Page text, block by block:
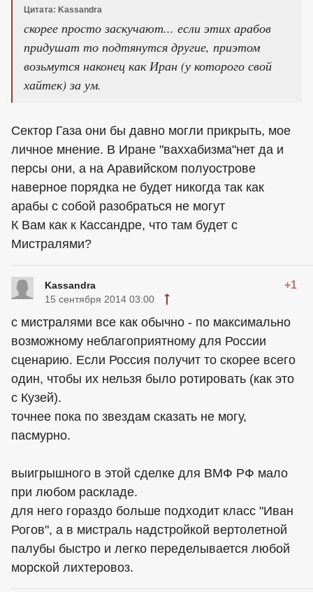
Цитата: Kassandra
скорее просто заскучают... если этих арабов
придушат то подтянутся другие, приэтом
возьмутся наконец как Иран (у которого свой
хайтек) за ум.
Сектор Газа они бы давно могли прикрыть, мое
личное мнение. В Иране "ваххабизма"нет да и
персы они, а на Аравийском полуострове
наверное порядка не будет никогда так как
арабы с собой разобраться не могут
К Вам как к Кассандре, что там будет с
Мистралями?
Kassandra +1
15 сентября 2014 03:00
с мистралями все как обычно - по максимально
возможному неблагоприятному для России
сценарию. Если Россия получит то скорее всего
один, чтобы их нельзя было ротировать (как это
с Кузей).
точнее пока по звездам сказать не могу,
пасмурно.
выигрышного в этой сделке для ВМФ РФ мало
при любом раскладе.
для него гораздо больше подходит класс "Иван
Рогов", а в мистраль надстройкой вертолетной
палубы быстро и легко переделывается любой
морской лихтеровоз.